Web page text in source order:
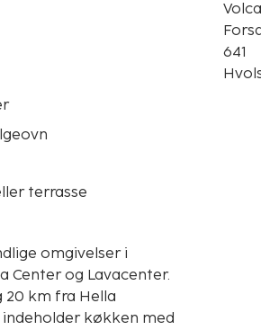
terrasse
omgivelser i
Center og Lavacenter.
20 km fra Hella
køkken med
641